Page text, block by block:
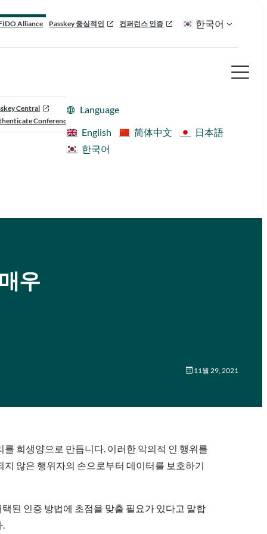
Alliance Passkey 중심적인 컨퍼런스 인증 한국어
Central
Conference
Language
English
简体中文
日本語
한국어
우
11월 29, 2021
희생양으로 만듭니다. 이러한 악의적 인 행위를
않은 행위자의 손으로부터 데이터를 보호하기
된 인증 방법에 초점을 맞출 필요가 있다고 말합
.